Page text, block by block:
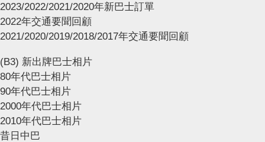
2023/2022/2021/2020年新巴士訂單
2022年交通要聞回顧
2021/2020/2019/2018/2017年交通要聞回顧
(B3) 新出牌巴士相片
80年代巴士相片
90年代巴士相片
2000年代巴士相片
2010年代巴士相片
昔日中巴